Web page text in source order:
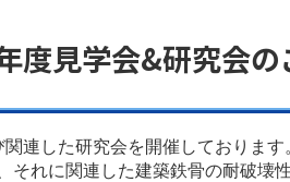
見学会&研究会の
連した研究会を開催しておりま
れに関連した建築鉄骨の耐破壊